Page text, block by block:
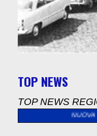
TOP NEWS
TOP NEWS
LA NUOVA ROTATORIA >>